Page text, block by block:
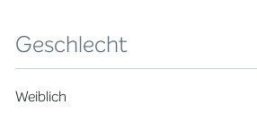
Geschlecht
Weiblich